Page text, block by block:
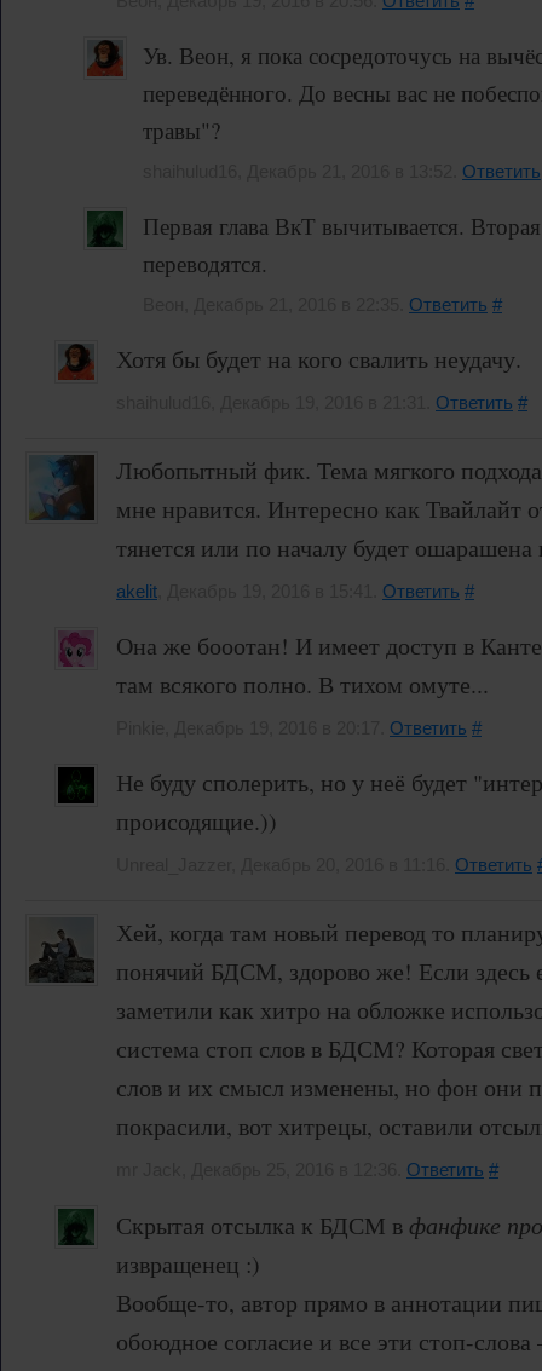
Ув. Веон, я пока сосредоточусь на
переведённого. До весны вас не
травы"?
Ответить
Первая глава ВкТ вычитывается.
переводятся.
Ответить #
Хотя бы будет на кого свалить неудачу.
Ответить #
Любопытный фик. Тема мягкого
мне нравится. Интересно как Твайлайт
тянется или по началу будет
akelit Ответить #
Она же бооотан! И имеет доступ в
там всякого полно. В тихом омуте...
Ответить #
Не буду сполерить, но у неё будет
происодящие.))
Ответить
Хей, когда там новый перевод то
понячий БДСМ, здорово же! Если здесь
заметили как хитро на обложке
система стоп слов в БДСМ? Которая
слов и их смысл изменены, но фон они
покрасили, вот хитрецы, оставили
Ответить #
Скрытая отсылка к БДСМ в фанфике
извращенец :)
Вообще-то, автор прямо в аннотации
обоюдное согласие и все эти стоп-